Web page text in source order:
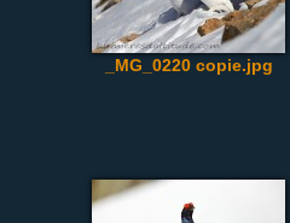
_MG_0220 copie.jpg